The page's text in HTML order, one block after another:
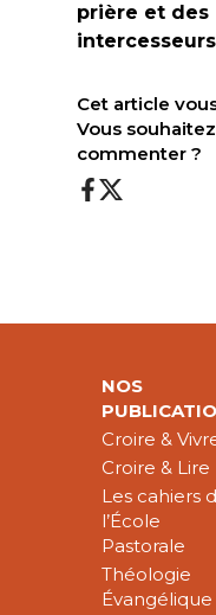
prière et des
Cet article
Vous
commenter ?
NOS
Croire &
Croire & Lire
Les cahiers
l’École
Pastorale
Théologie
Évangélique